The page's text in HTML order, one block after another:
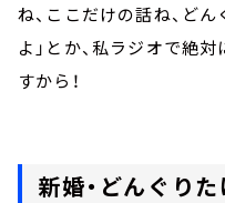
ね、ここだけの話ね、ど
よ」とか、私ラジオで絶
すから！
新婚・どんぐり